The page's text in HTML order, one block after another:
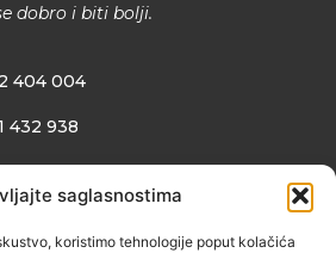
saglasnostima
koristimo tehnologije poput kolačića
dobro i biti bolji.
404 004
432 938
3. SPRAT), 72000 ZENICA